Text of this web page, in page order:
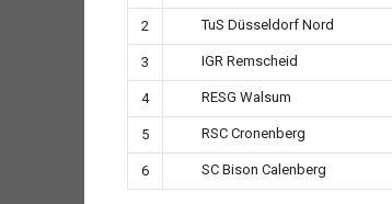
2 TuS Düsseldorf Nord
3 IGR Remscheid
4 RESG Walsum
5 RSC Cronenberg
6 SC Bison Calenberg